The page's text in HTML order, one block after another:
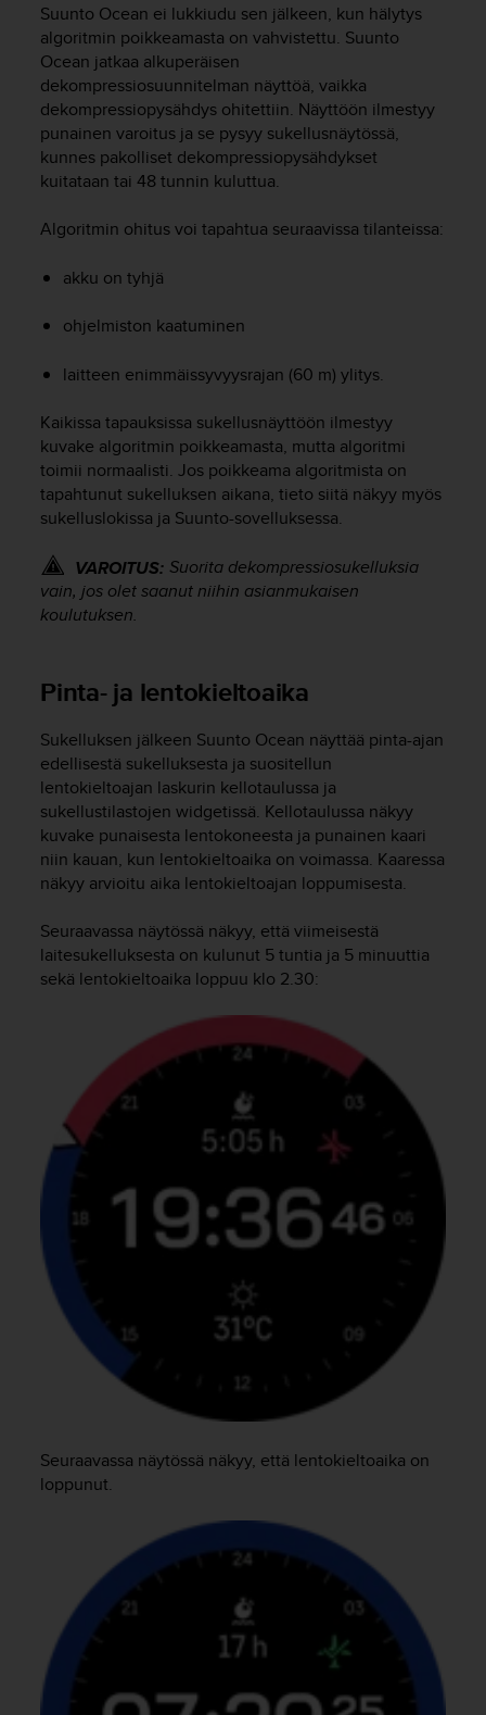
Suunto Ocean ei lukkiudu sen jälkeen, kun hälytys
algoritmin poikkeamasta on vahvistettu. Suunto
Ocean jatkaa alkuperäisen
dekompressiosuunnitelman näyttöä, vaikka
dekompressiopysähdys ohitettiin. Näyttöön ilmestyy
punainen varoitus ja se pysyy sukellusnäytössä,
kunnes pakolliset dekompressiopysähdykset
kuitataan tai 48 tunnin kuluttua.
Algoritmin ohitus voi tapahtua seuraavissa tilanteissa:
akku on tyhjä
ohjelmiston kaatuminen
laitteen enimmäissyvyysrajan (60 m) ylitys.
Kaikissa tapauksissa sukellusnäyttöön ilmestyy
kuvake algoritmin poikkeamasta, mutta algoritmi
toimii normaalisti. Jos poikkeama algoritmista on
tapahtunut sukelluksen aikana, tieto siitä näkyy myös
sukelluslokissa ja Suunto-sovelluksessa.
VAROITUS: Suorita dekompressiosukelluksia
vain, jos olet saanut niihin asianmukaisen
koulutuksen.
Pinta- ja lentokieltoaika
Sukelluksen jälkeen Suunto Ocean näyttää pinta-ajan
edellisestä sukelluksesta ja suositellun
lentokieltoajan laskurin kellotaulussa ja
sukellustilastojen widgetissä. Kellotaulussa näkyy
kuvake punaisesta lentokoneesta ja punainen kaari
niin kauan, kun lentokieltoaika on voimassa. Kaaressa
näkyy arvioitu aika lentokieltoajan loppumisesta.
Seuraavassa näytössä näkyy, että viimeisestä
laitesukelluksesta on kulunut 5 tuntia ja 5 minuuttia
sekä lentokieltoaika loppuu klo 2.30:
Seuraavassa näytössä näkyy, että lentokieltoaika on
loppunut.